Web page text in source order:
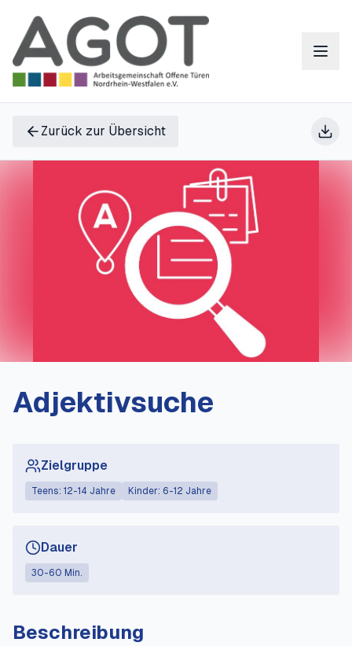
Zurück zur Übersicht
Adjektivsuche
Zielgruppe
Teens: 12-14 Jahre Kinder: 6-12 Jahre
Dauer
30-60 Min.
Beschreibung